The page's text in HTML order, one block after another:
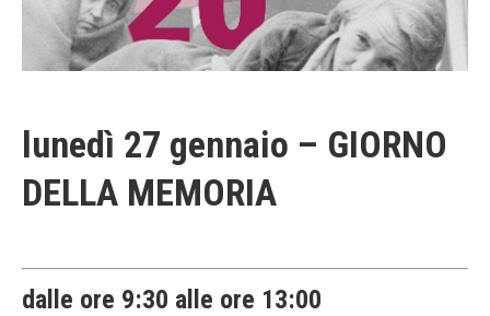
lunedì 27 gennaio – GIORNO
DELLA MEMORIA
dalle ore 9:30 alle ore 13:00